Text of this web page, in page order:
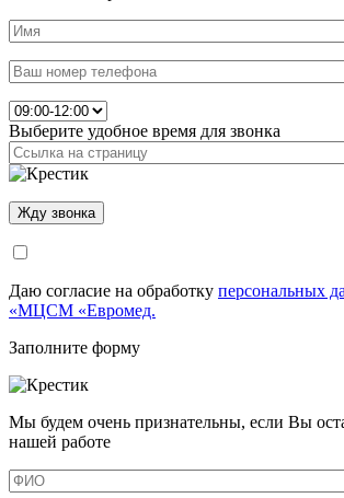
Выберите удобное время для звонка
Даю согласие на обработку персональных
«МЦСМ «Евромед.
Заполните форму
Мы будем очень признательны, если Вы
нашей работе